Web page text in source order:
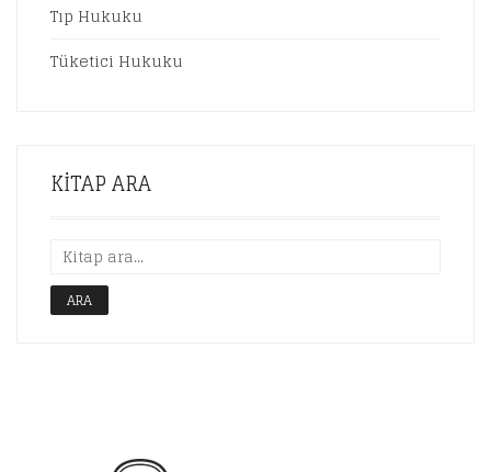
Tıp Hukuku
Tüketici Hukuku
KITAP ARA
ARA